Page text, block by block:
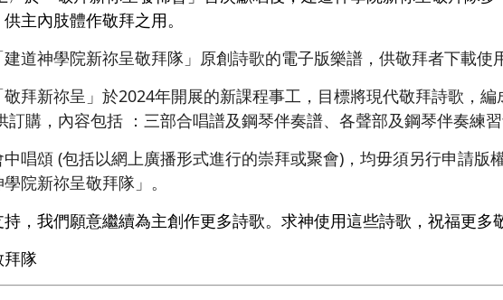
主內肢體作敬拜之用。
道神學院新祢呈敬拜隊」原創詩歌的電子版樂譜，供敬拜者下載使
敬拜新祢呈」於2024年開展的新課程事工，目標將現代敬拜詩歌，
購，內容包括 ：三部合唱譜及鋼琴伴奏譜、各聲部及鋼琴伴奏練習
唱頌 (包括以網上廣播形式進行的崇拜或聚會)，均毋須另行申請
院新祢呈敬拜隊」。
，我們願意繼續為主創作更多詩歌。求神使用這些詩歌，祝福更多
拜隊